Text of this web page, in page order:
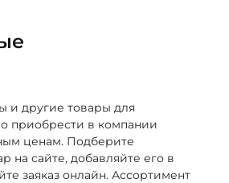
и другие товары для
приобрести в компании
ценам. Подберите
на сайте, добавляйте его в
заяказ онлайн. Ассортимент